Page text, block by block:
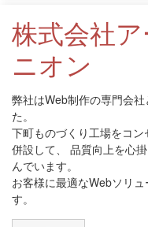
株式会社
ニオン
弊社はWeb制作の専門会
た。
下町ものづくり工場をコ
併設して、 品質向上を心
んでいます。
お客様に最適なWebソリ
す。